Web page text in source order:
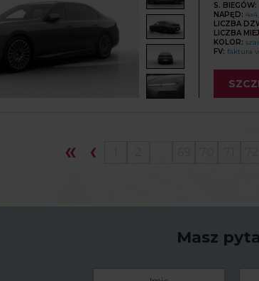
S. BIEGÓW:
NAPĘD:
LICZBA
LICZBA
KOLOR:
FV: faktura
Masz